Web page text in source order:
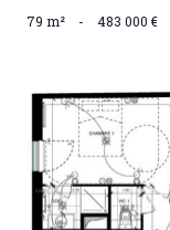
79 m² - 483 000 €